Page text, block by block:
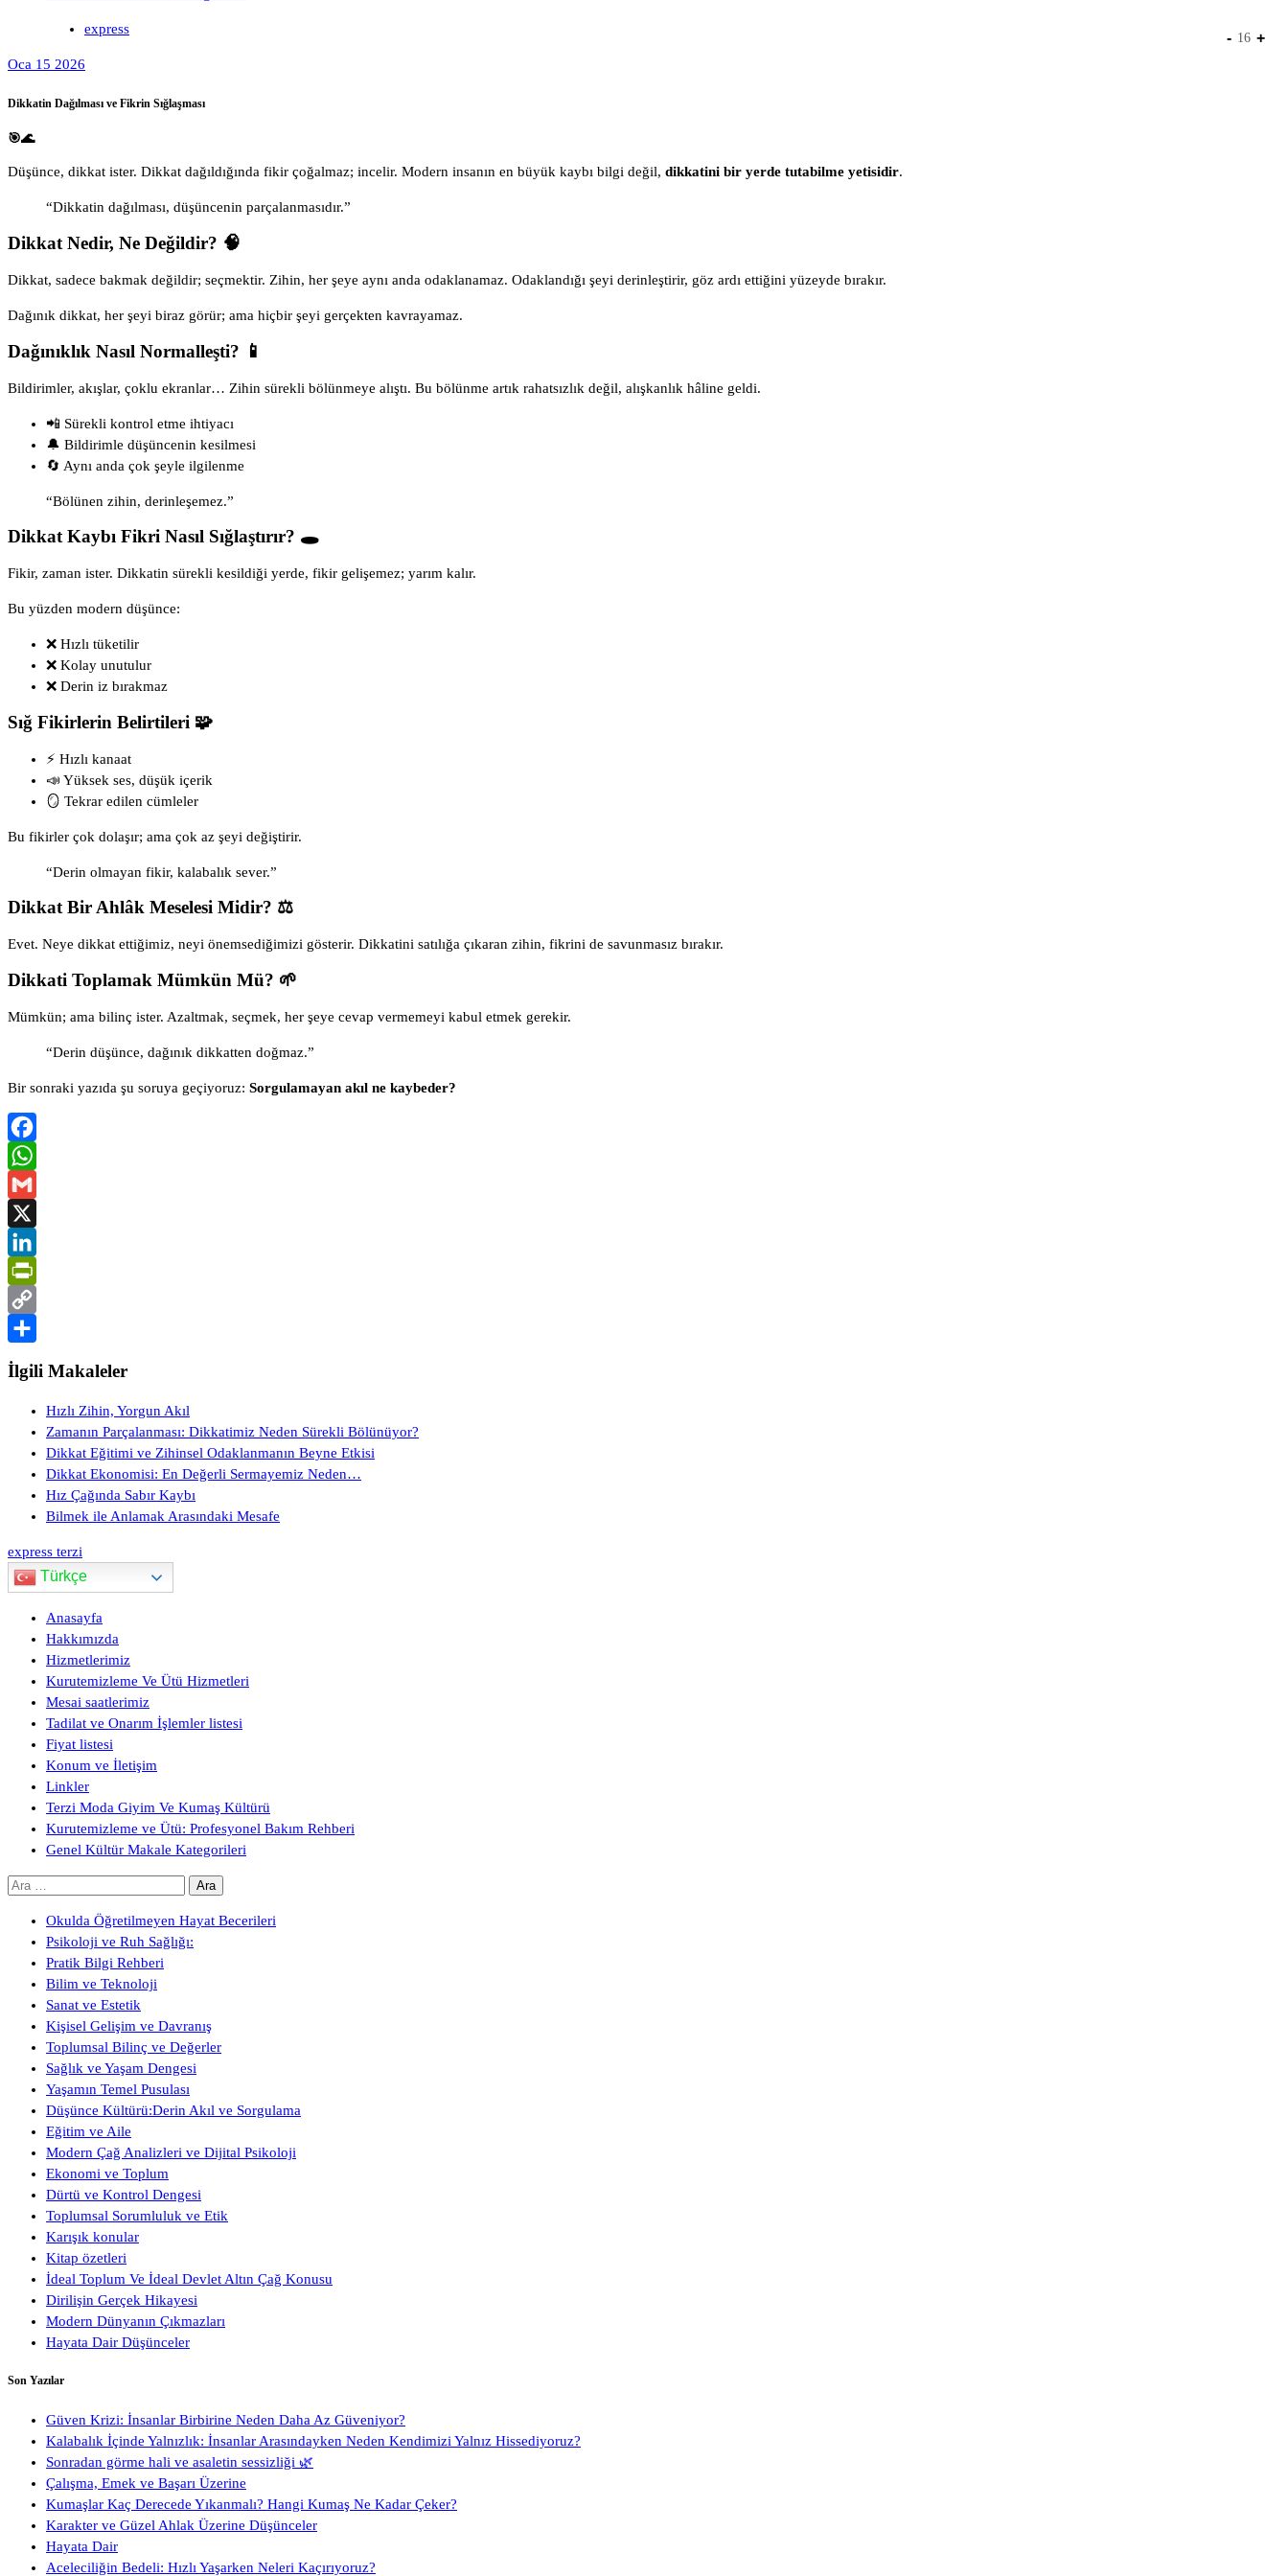
express
Oca 15 2026
Dikkatin Dağılması ve Fikrin Sığlaşması
🎯🌊
Düşünce, dikkat ister. Dikkat dağıldığında fikir çoğalmaz; incelir. Modern insanın en büyük kaybı bilgi değil, dikkatini bir yerde tutabilme yetisidir.
“Dikkatin dağılması, düşüncenin parçalanmasıdır.”
Dikkat Nedir, Ne Değildir? 🧠
Dikkat, sadece bakmak değildir; seçmektir. Zihin, her şeye aynı anda odaklanamaz. Odaklandığı şeyi derinleştirir, göz ardı ettiğini yüzeyde bırakır.
Dağınık dikkat, her şeyi biraz görür; ama hiçbir şeyi gerçekten kavrayamaz.
Dağınıklık Nasıl Normalleşti? 📱
Bildirimler, akışlar, çoklu ekranlar… Zihin sürekli bölünmeye alıştı. Bu bölünme artık rahatsızlık değil, alışkanlık hâline geldi.
📲 Sürekli kontrol etme ihtiyacı
🔔 Bildirimle düşüncenin kesilmesi
🔄 Aynı anda çok şeyle ilgilenme
“Bölünen zihin, derinleşemez.”
Dikkat Kaybı Fikri Nasıl Sığlaştırır? 🕳️
Fikir, zaman ister. Dikkatin sürekli kesildiği yerde, fikir gelişemez; yarım kalır.
Bu yüzden modern düşünce:
❌ Hızlı tüketilir
❌ Kolay unutulur
❌ Derin iz bırakmaz
Sığ Fikirlerin Belirtileri 🧩
⚡ Hızlı kanaat
📣 Yüksek ses, düşük içerik
🪞 Tekrar edilen cümleler
Bu fikirler çok dolaşır; ama çok az şeyi değiştirir.
“Derin olmayan fikir, kalabalık sever.”
Dikkat Bir Ahlâk Meselesi Midir? ⚖️
Evet. Neye dikkat ettiğimiz, neyi önemsediğimizi gösterir. Dikkatini satılığa çıkaran zihin, fikrini de savunmasız bırakır.
Dikkati Toplamak Mümkün Mü? 🌱
Mümkün; ama bilinç ister. Azaltmak, seçmek, her şeye cevap vermemeyi kabul etmek gerekir.
“Derin düşünce, dağınık dikkatten doğmaz.”
Bir sonraki yazıda şu soruya geçiyoruz: Sorgulamayan akıl ne kaybeder?
Facebook
WhatsApp
Gmail
X
LinkedIn
PrintFriendly
Copy
İlgili Makaleler
Hızlı Zihin, Yorgun Akıl
Zamanın Parçalanması: Dikkatimiz Neden Sürekli Bölünüyor?
Dikkat Eğitimi ve Zihinsel Odaklanmanın Beyne Etkisi
Dikkat Ekonomisi: En Değerli Sermayemiz Neden…
Hız Çağında Sabır Kaybı
Bilmek ile Anlamak Arasındaki Mesafe
express terzi
- 16 +
Türkçe
Anasayfa
Hakkımızda
Hizmetlerimiz
Kurutemizleme Ve Ütü Hizmetleri
Mesai saatlerimiz
Tadilat ve Onarım İşlemler listesi
Fiyat listesi
Konum ve İletişim
Linkler
Terzi Moda Giyim Ve Kumaş Kültürü
Kurutemizleme ve Ütü: Profesyonel Bakım Rehberi
Genel Kültür Makale Kategorileri
Arama:
Okulda Öğretilmeyen Hayat Becerileri
Psikoloji ve Ruh Sağlığı:
Pratik Bilgi Rehberi
Bilim ve Teknoloji
Sanat ve Estetik
Kişisel Gelişim ve Davranış
Toplumsal Bilinç ve Değerler
Sağlık ve Yaşam Dengesi
Yaşamın Temel Pusulası
Düşünce Kültürü:Derin Akıl ve Sorgulama
Eğitim ve Aile
Modern Çağ Analizleri ve Dijital Psikoloji
Ekonomi ve Toplum
Dürtü ve Kontrol Dengesi
Toplumsal Sorumluluk ve Etik
Karışık konular
Kitap özetleri
İdeal Toplum Ve İdeal Devlet Altın Çağ Konusu
Dirilişin Gerçek Hikayesi
Modern Dünyanın Çıkmazları
Hayata Dair Düşünceler
Son Yazılar
Güven Krizi: İnsanlar Birbirine Neden Daha Az Güveniyor?
Kalabalık İçinde Yalnızlık: İnsanlar Arasındayken Neden Kendimizi Yalnız Hissediyoruz?
Sonradan görme hali ve asaletin sessizliği 🌿
Çalışma, Emek ve Başarı Üzerine
Kumaşlar Kaç Derecede Yıkanmalı? Hangi Kumaş Ne Kadar Çeker?
Karakter ve Güzel Ahlak Üzerine Düşünceler
Hayata Dair
Aceleciliğin Bedeli: Hızlı Yaşarken Neleri Kaçırıyoruz?